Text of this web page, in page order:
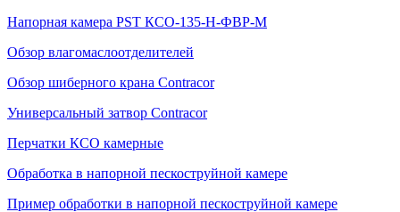
Напорная камера PST КСО-135-Н-ФВР-М
Обзор влагомаслоотделителей
Обзор шиберного крана Contracor
Универсальный затвор Contracor
Перчатки КСО камерные
Обработка в напорной пескоструйной камере
Пример обработки в напорной пескоструйной камере